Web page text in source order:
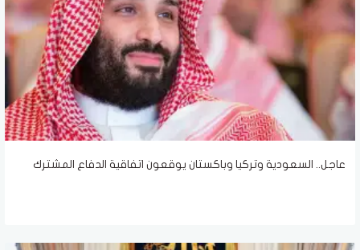
عاجل.. السعودية وتركيا وباكستان يوقعون اتفاقية الدفاع المشترك